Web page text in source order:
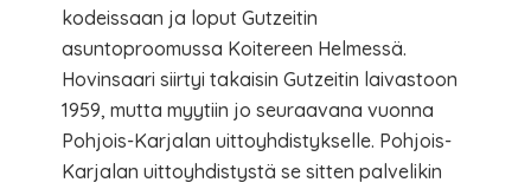
kodeissaan ja loput Gutzeitin
asuntoproomussa Koitereen Helmessä.
Hovinsaari siirtyi takaisin Gutzeitin laivastoon
1959, mutta myytiin jo seuraavana vuonna
Pohjois-Karjalan uittoyhdistykselle. Pohjois-
Karjalan uittoyhdistystä se sitten palvelikin